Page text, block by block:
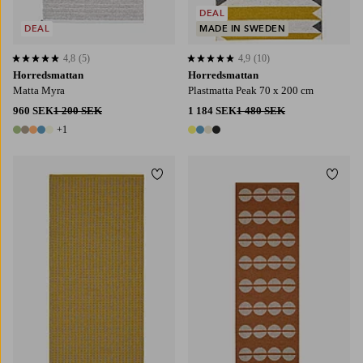
Horredsmattan
Matta Myra
960 SEK1 200 SEK
6 färger
+1
4,8 baserat på 5 st betyg
4,8 (5)
DEAL
Horredsmattan
Plastmatta Peak 70 x 200 cm
1 184 SEK1 480 SEK
4 färger
4,9 baserat på 10 st betyg
4,9 (10)
DEAL
MADE IN SWEDEN
Lägg till i favoriter